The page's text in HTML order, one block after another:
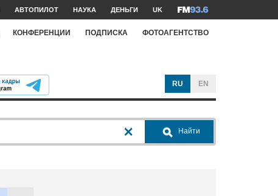
АВТОПИЛОТ НАУКА ДЕНЬГИ UK
КОНФЕРЕНЦИИ ПОДПИСКА ФОТОАГЕНТСТВО
RU EN
Найти